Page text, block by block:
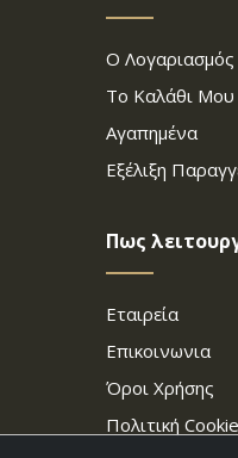
Ο
Το Καλάθι Μου
Αγαπημένα
Εξέλιξη
Πως
Εταιρεία
Επικοινωνια
Όροι Χρήσης
Πολιτική